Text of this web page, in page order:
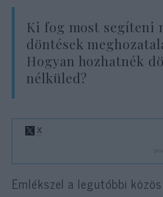
Ki fog most segíteni
döntések
Hogyan hozhatnék
nélküled?
Emlékszel a legutóbbi